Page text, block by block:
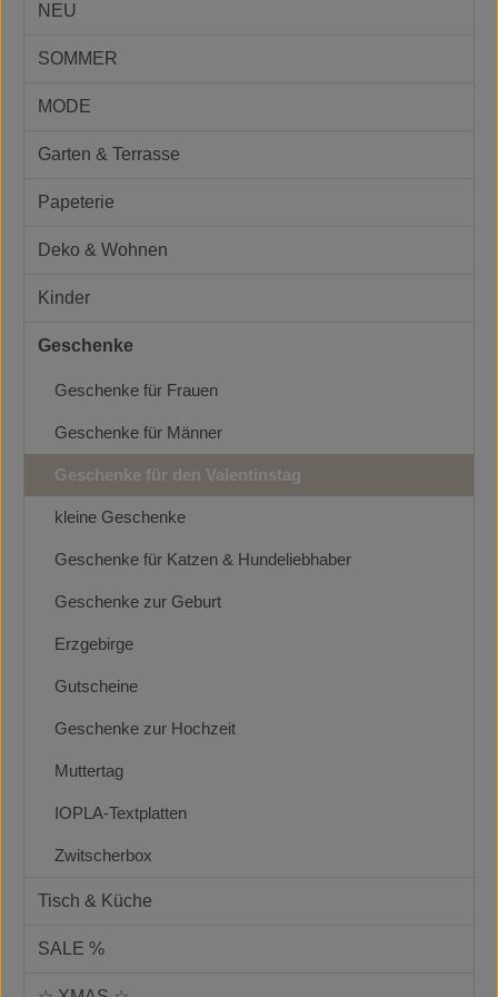
NEU
SOMMER
MODE
Garten & Terrasse
Papeterie
Deko & Wohnen
Kinder
Geschenke
Geschenke für Frauen
Geschenke für Männer
Geschenke für den Valentinstag
kleine Geschenke
Geschenke für Katzen & Hundeliebhaber
Geschenke zur Geburt
Erzgebirge
Gutscheine
Geschenke zur Hochzeit
Muttertag
IOPLA-Textplatten
Zwitscherbox
Tisch & Küche
SALE %